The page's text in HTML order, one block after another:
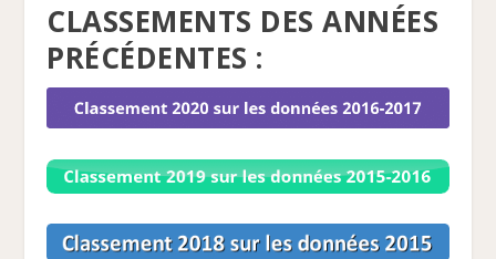
CLASSEMENTS DES ANNÉES
PRÉCÉDENTES :